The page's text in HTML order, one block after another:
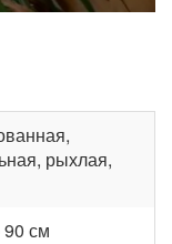
рыхлая,
90 см